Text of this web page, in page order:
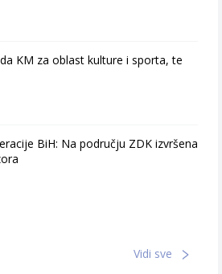
KM za oblast kulture i sporta, te
BiH: Na području ZDK izvršena
Vidi sve